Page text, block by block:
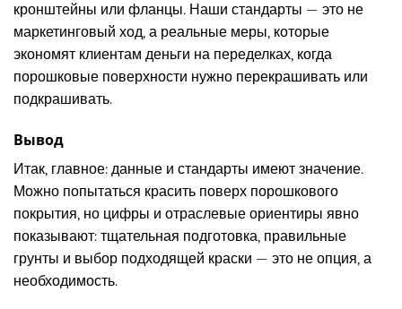
кронштейны или фланцы. Наши стандарты — это не
маркетинговый ход, а реальные меры, которые
экономят клиентам деньги на переделках, когда
порошковые поверхности нужно перекрашивать или
подкрашивать.
Вывод
Итак, главное: данные и стандарты имеют значение.
Можно попытаться красить поверх порошкового
покрытия, но цифры и отраслевые ориентиры явно
показывают: тщательная подготовка, правильные
грунты и выбор подходящей краски — это не опция, а
необходимость.